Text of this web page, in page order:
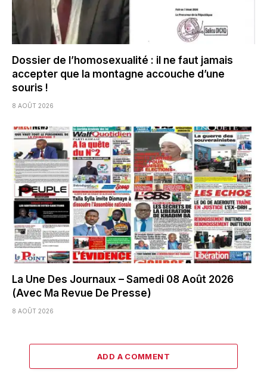
Dossier de l’homosexualité : il ne faut jamais
accepter que la montagne accouche d’une
souris !
8 AOÛT 2026
La Une Des Journaux – Samedi 08 Août 2026
(Avec Ma Revue De Presse)
8 AOÛT 2026
ADD A COMMENT